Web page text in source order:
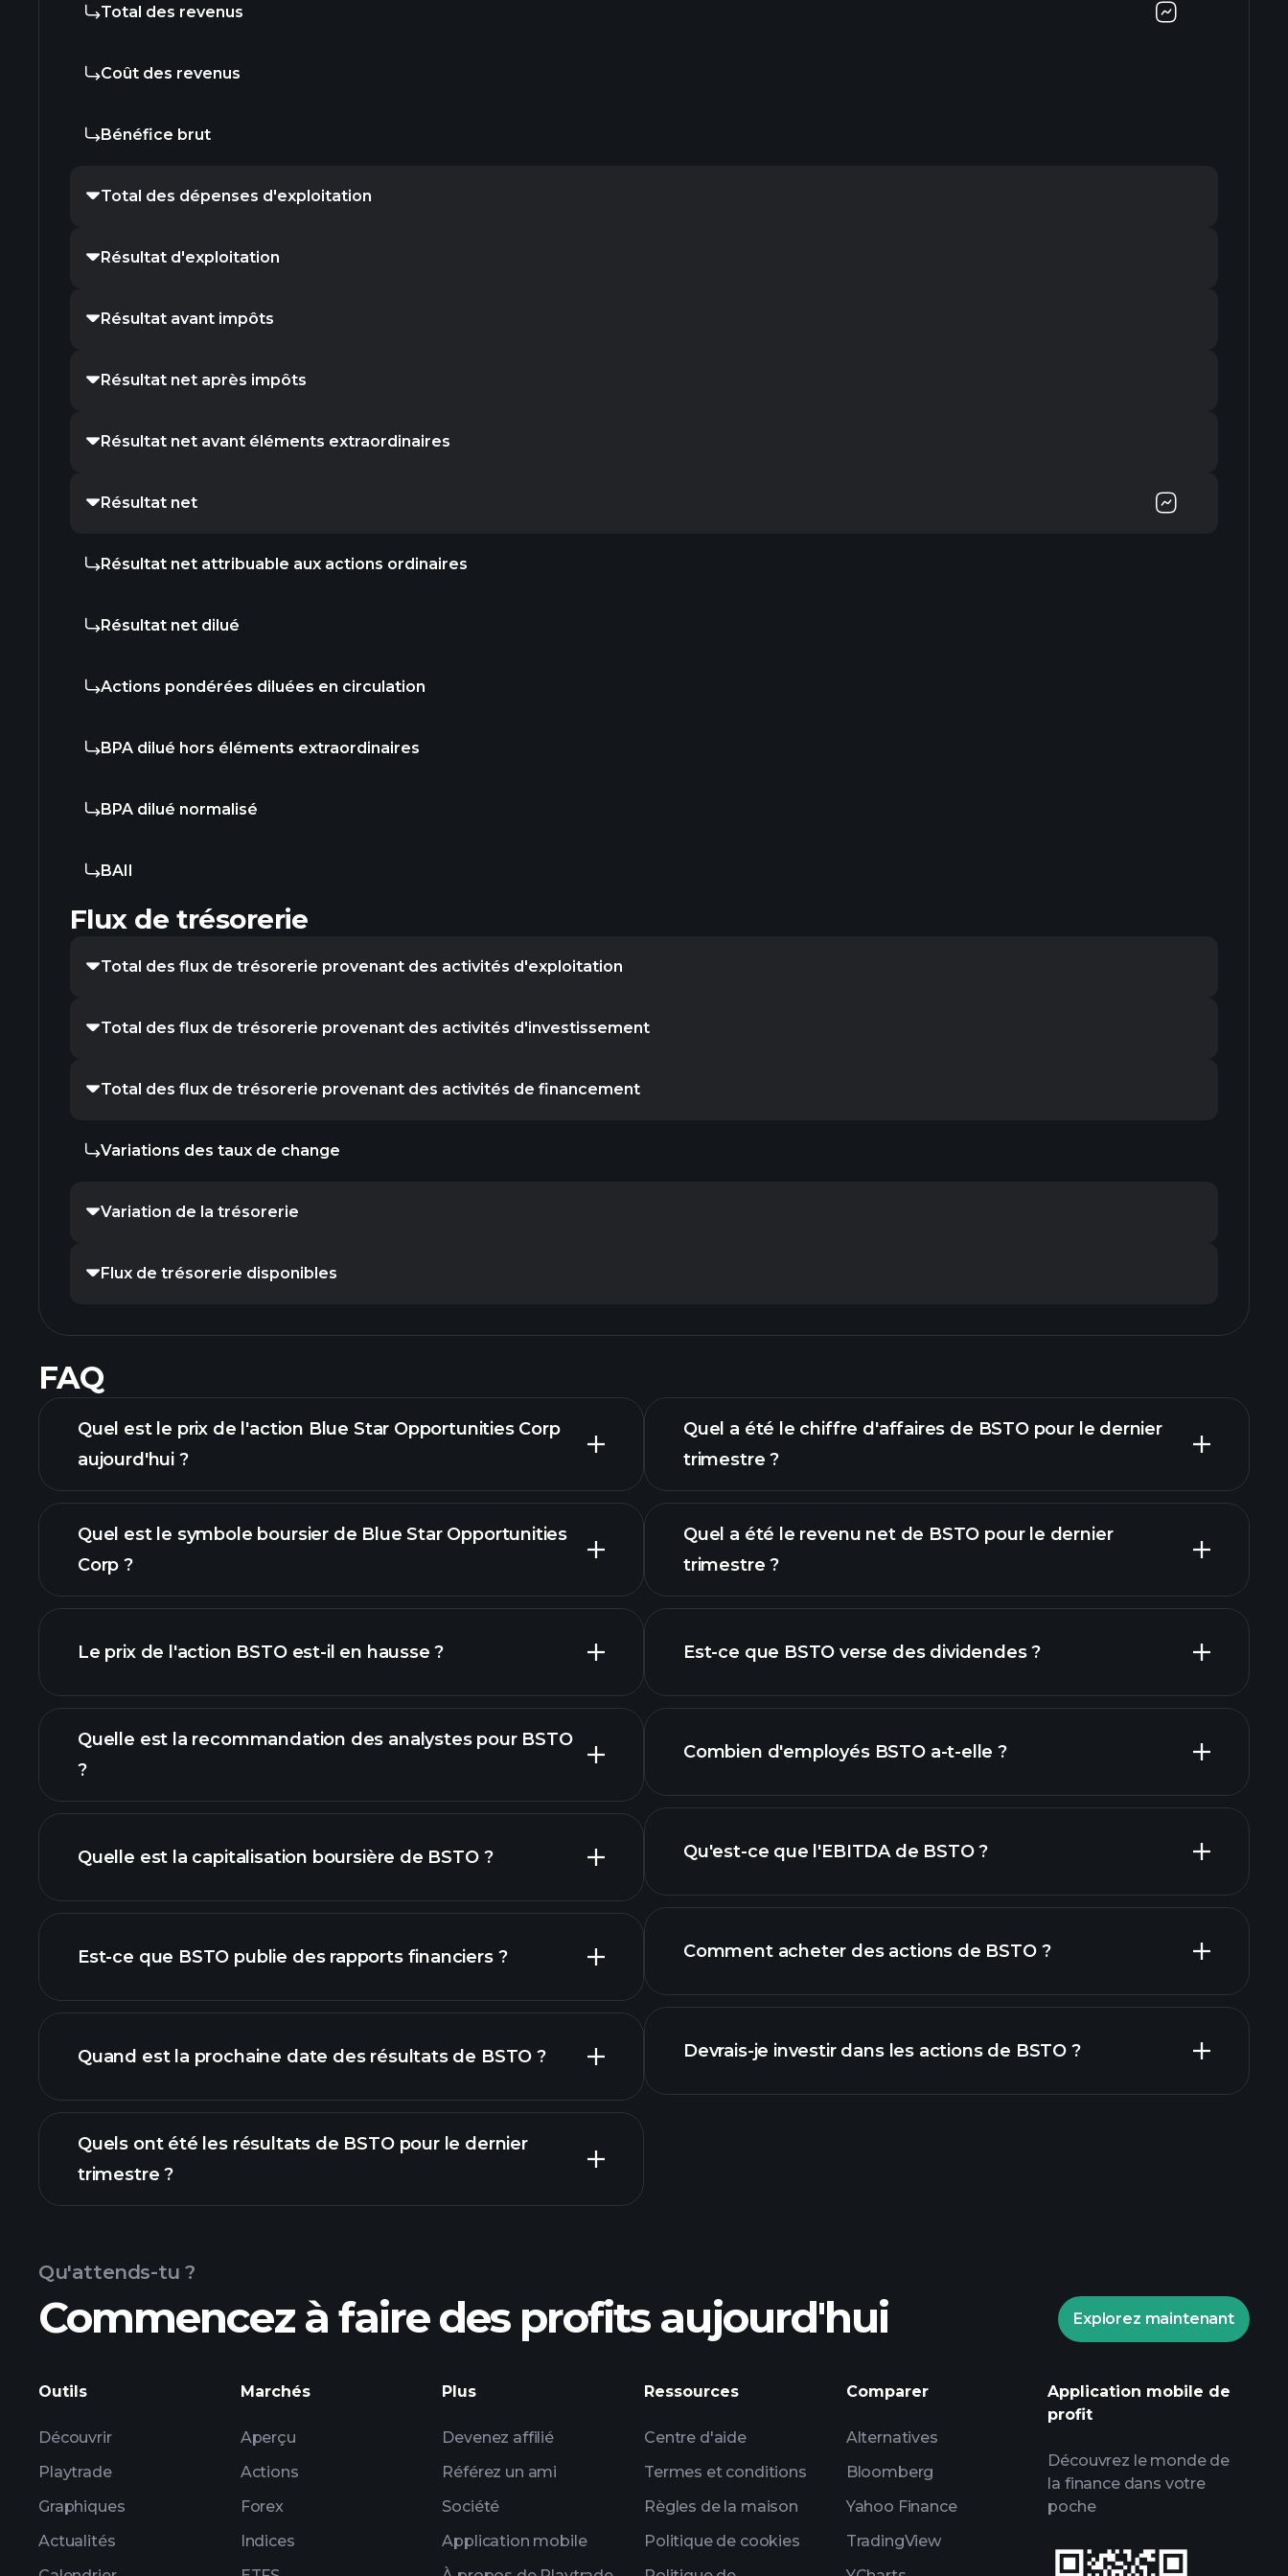
Total des revenus
Coût des revenus
Bénéfice brut
Total des dépenses d'exploitation
Résultat d'exploitation
Résultat avant impôts
Résultat net après impôts
Résultat net avant éléments extraordinaires
Résultat net
Résultat net attribuable aux actions ordinaires
Résultat net dilué
Actions pondérées diluées en circulation
BPA dilué hors éléments extraordinaires
BPA dilué normalisé
BAII
Flux de trésorerie
Total des flux de trésorerie provenant des activités d'exploitation
Total des flux de trésorerie provenant des activités d'investissement
Total des flux de trésorerie provenant des activités de financement
Variations des taux de change
Variation de la trésorerie
Flux de trésorerie disponibles
FAQ
Quel est le prix de l'action Blue Star Opportunities Corp
aujourd'hui ?
graphique
Quel est le symbole boursier de Blue Star Opportunities
Corp ?
Le prix de l'action BSTO est-il en hausse ?
graphique de BSTO
Quelle est la recommandation des analystes pour BSTO
?
Quelle est la capitalisation boursière de BSTO ?
notre liste d'actions
Est-ce que BSTO publie des rapports financiers ?
finances de BSTO
Quand est la prochaine date des résultats de BSTO ?
Calendrier des
résultats
Quels ont été les résultats de BSTO pour le dernier
trimestre ?
les bénéfices de BSTO
Quel a été le chiffre d'affaires de BSTO pour le dernier
trimestre ?
rapports
Quel a été le revenu net de BSTO pour le dernier
trimestre ?
Est-ce que BSTO verse des dividendes ?
Combien d'employés BSTO a-t-elle ?
Qu'est-ce que l'EBITDA de BSTO ?
Comment acheter des actions de BSTO ?
Devrais-je investir dans les actions de BSTO ?
quotidiennes sur le marché alimentées par l'IA
portefeuilles de milliardaires
Qu'attends-tu ?
Commencez à faire des profits aujourd'hui Explorez maintenant
Outils
Découvrir
Playtrade
Graphiques
Actualités
Marchés
Aperçu
Actions
Forex
Indices
Plus
Devenez affilié
Référez un ami
Société
Application mobile
Ressources
Centre d'aide
Termes et conditions
Règles de la maison
Politique de cookies
Comparer
Alternatives
Bloomberg
Yahoo Finance
TradingView
Application mobile de
profit
Découvrez le monde de
la finance dans votre
poche